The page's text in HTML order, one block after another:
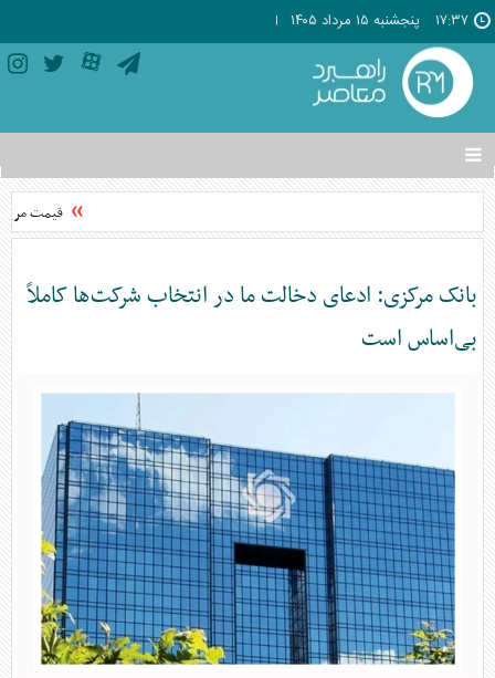
۱۷:۳۷ پنجشنبه ۱۵ مرداد ۱۴۰۵
تغییر
وضعیت
منوی
ها
قیمت مرغ
بانک مرکزی: ادعای دخالت ما در انتخاب شرکت‌ها کاملاً
بی‌اساس است